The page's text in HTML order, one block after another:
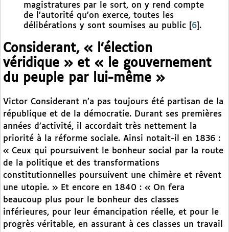
magistratures par le sort, on y rend compte
de l’autorité qu’on exerce, toutes les
délibérations y sont soumises au public
6 .
Considerant, « l’élection
véridique » et « le gouvernement
du peuple par lui-même »
Victor Considerant n’a pas toujours été partisan de la
république et de la démocratie. Durant ses premières
années d’activité, il accordait très nettement la
priorité à la réforme sociale. Ainsi notait-il en 1836 :
« Ceux qui poursuivent le bonheur social par la route
de la politique et des transformations
constitutionnelles poursuivent une chimère et rêvent
une utopie. » Et encore en 1840 : « On fera
beaucoup plus pour le bonheur des classes
inférieures, pour leur émancipation réelle, et pour le
progrès véritable, en assurant à ces classes un travail